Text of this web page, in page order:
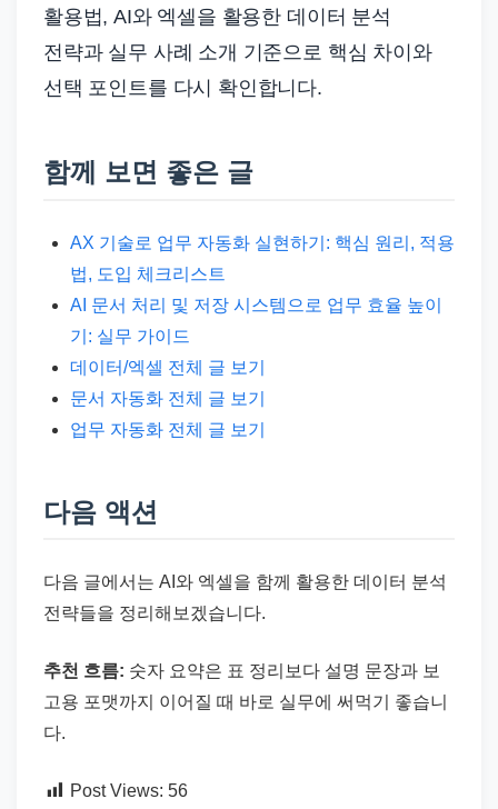
활용법, AI와 엑셀을 활용한 데이터 분석
전략과 실무 사례 소개 기준으로 핵심 차이와
선택 포인트를 다시 확인합니다.
함께 보면 좋은 글
AX 기술로 업무 자동화 실현하기: 핵심 원리, 적용
법, 도입 체크리스트
AI 문서 처리 및 저장 시스템으로 업무 효율 높이
기: 실무 가이드
데이터/엑셀 전체 글 보기
문서 자동화 전체 글 보기
업무 자동화 전체 글 보기
다음 액션
다음 글에서는 AI와 엑셀을 함께 활용한 데이터 분석
전략들을 정리해보겠습니다.
추천 흐름: 숫자 요약은 표 정리보다 설명 문장과 보
고용 포맷까지 이어질 때 바로 실무에 써먹기 좋습니
다.
Post Views: 56